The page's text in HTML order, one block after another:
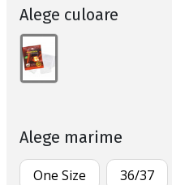
Alege culoare
Alege marime
One Size 36/37